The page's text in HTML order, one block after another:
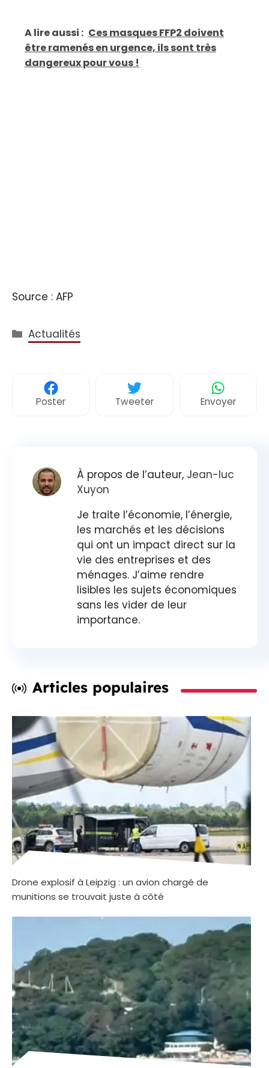
A lire aussi : Ces masques FFP2 doivent
être ramenés en urgence, ils sont très
dangereux pour vous !
Source : AFP
Catégories
Actualités
Poster Tweeter Envoyer
À propos de l’auteur, Jean-luc
Xuyon
Je traite l’économie, l’énergie,
les marchés et les décisions
qui ont un impact direct sur la
vie des entreprises et des
ménages. J’aime rendre
lisibles les sujets économiques
sans les vider de leur
importance.
Articles populaires
Drone explosif à Leipzig : un avion chargé de
munitions se trouvait juste à côté